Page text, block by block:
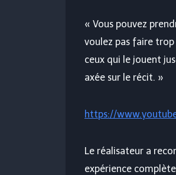
« Vous pouvez
voulez pas faire
ceux qui le jouent
axée sur le récit. »
https://
Le réalisateur a
expérience